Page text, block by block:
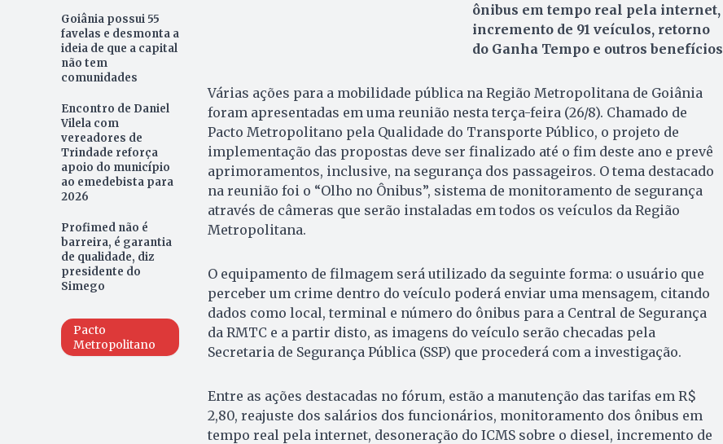
Goiânia possui 55
favelas e desmonta a
ideia de que a capital
não tem
comunidades
Encontro de Daniel
Vilela com
vereadores de
Trindade reforça
apoio do município
ao emedebista para
2026
Profimed não é
barreira, é garantia
de qualidade, diz
presidente do
Simego
Pacto
Metropolitano
ônibus em tempo real pela internet,
incremento de 91 veículos, retorno
do Ganha Tempo e outros benefícios
Várias ações para a mobilidade pública na Região Metropolitana de Goiânia
foram apresentadas em uma reunião nesta terça-feira (26/8). Chamado de
Pacto Metropolitano pela Qualidade do Transporte Público, o projeto de
implementação das propostas deve ser finalizado até o fim deste ano e prevê
aprimoramentos, inclusive, na segurança dos passageiros. O tema destacado
na reunião foi o “Olho no Ônibus”, sistema de monitoramento de segurança
através de câmeras que serão instaladas em todos os veículos da Região
Metropolitana.
O equipamento de filmagem será utilizado da seguinte forma: o usuário que
perceber um crime dentro do veículo poderá enviar uma mensagem, citando
dados como local, terminal e número do ônibus para a Central de Segurança
da RMTC e a partir disto, as imagens do veículo serão checadas pela
Secretaria de Segurança Pública (SSP) que procederá com a investigação.
Entre as ações destacadas no fórum, estão a manutenção das tarifas em R$
2,80, reajuste dos salários dos funcionários, monitoramento dos ônibus em
tempo real pela internet, desoneração do ICMS sobre o diesel, incremento de